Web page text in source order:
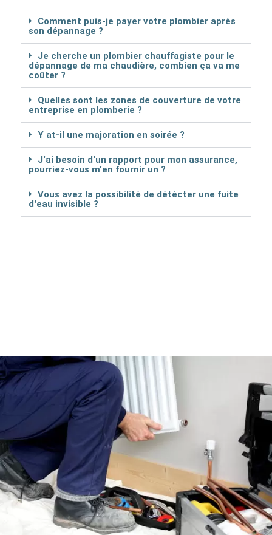
Comment puis-je payer votre plombier après
son dépannage ?
Je cherche un plombier chauffagiste pour le
dépannage de ma chaudière, combien ça va me
coûter ?
Quelles sont les zones de couverture de votre
entreprise en plomberie ?
Y at-il une majoration en soirée ?
J'ai besoin d'un rapport pour mon assurance,
pourriez-vous m'en fournir un ?
Vous avez la possibilité de détécter une fuite
d'eau invisible ?